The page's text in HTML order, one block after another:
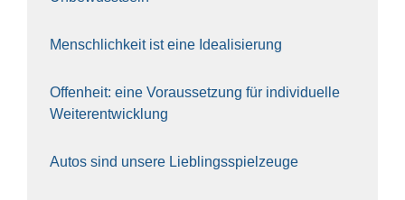
Mensch­lich­keit ist eine Idea­li­sie­rung
Offen­heit: eine Vor­aus­set­zung für indi­vi­du­el­le
Wei­ter­ent­wick­lung
Autos sind unse­re Lieb­lings­spiel­zeu­ge